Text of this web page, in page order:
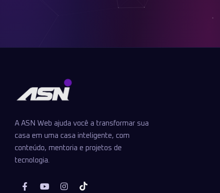
A ASN Web ajuda você a transformar sua
casa em uma casa inteligente, com
conteúdo, mentoria e projetos de
tecnologia.